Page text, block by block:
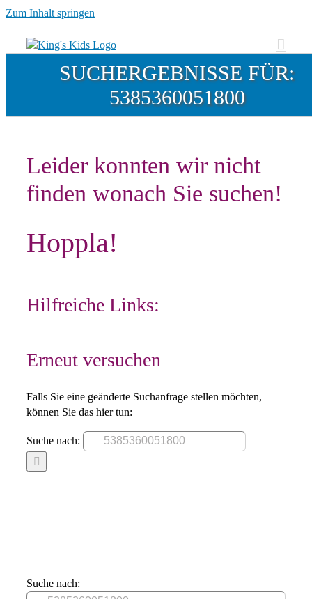
Zum Inhalt springen
SUCHERGEBNISSE FÜR:
5385360051800
Leider konnten wir nicht
finden wonach Sie suchen!
Hoppla!
Hilfreiche Links:
Erneut versuchen
Falls Sie eine geänderte Suchanfrage stellen möchten,
können Sie das hier tun:
Suche nach:
Suche nach: